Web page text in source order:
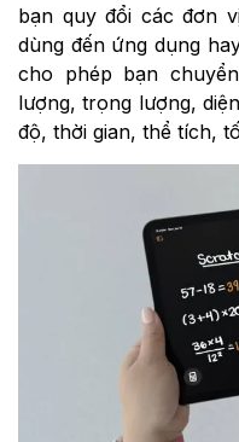
bạn quy đổi các đơn
dùng đến ứng dụng
cho phép bạn
lượng, trọng lượng,
độ, thời gian, thể tích,